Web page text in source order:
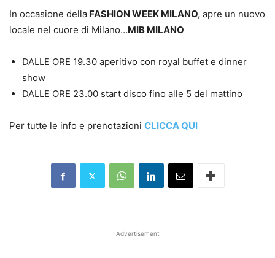
In occasione della FASHION WEEK MILANO, apre un nuovo
locale nel cuore di Milano…MIB MILANO
DALLE ORE 19.30 aperitivo con royal buffet e dinner
show
DALLE ORE 23.00 start disco fino alle 5 del mattino
Per tutte le info e prenotazioni CLICCA QUI
Advertisement